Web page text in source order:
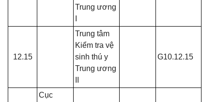
Trung ương
12.15
Trung tâm
Kiểm tra vệ
sinh thú y
Trung ương
G10.12.15
Cục